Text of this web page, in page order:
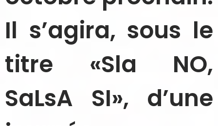
Il s’agira, sous le
titre «Sla NO,
SaLsA SI», d’une